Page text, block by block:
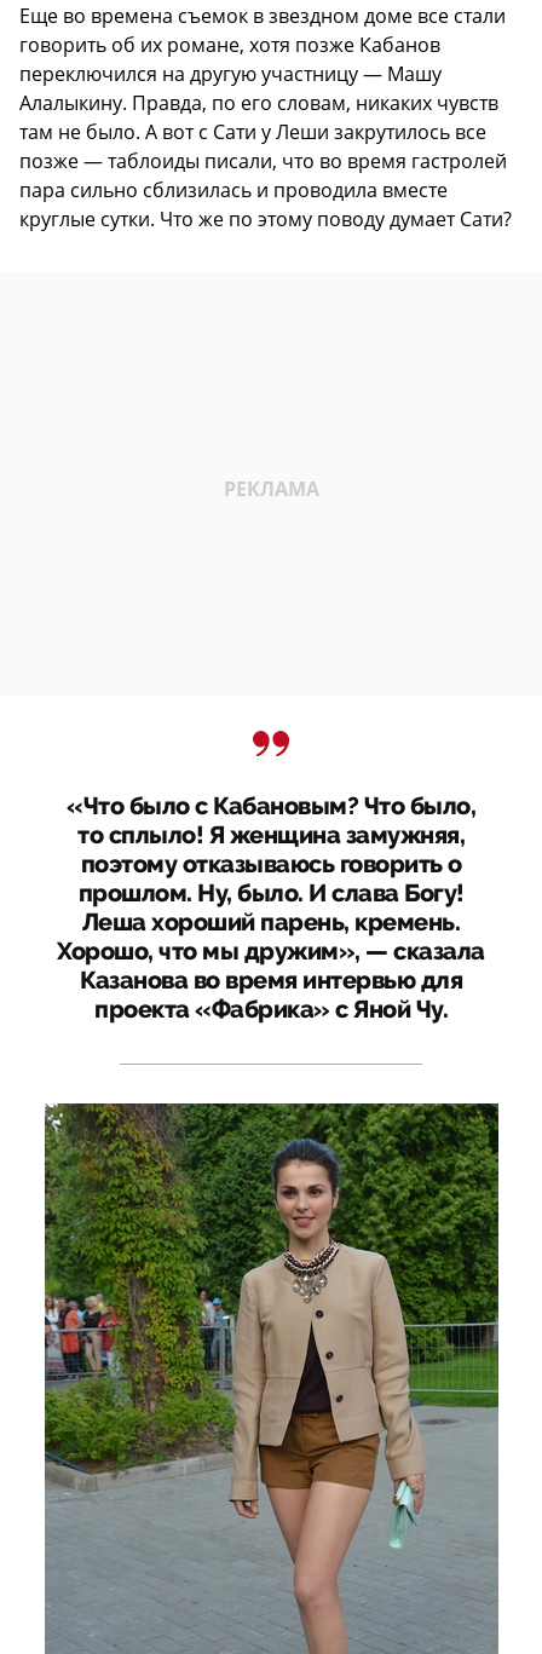
Еще во времена съемок в звездном доме все стали
говорить об их романе, хотя позже Кабанов
переключился на другую участницу — Машу
Алалыкину. Правда, по его словам, никаких чувств
там не было. А вот с Сати у Леши закрутилось все
позже — таблоиды писали, что во время гастролей
пара сильно сблизилась и проводила вместе
круглые сутки. Что же по этому поводу думает Сати?
«Что было с Кабановым? Что было,
то сплыло! Я женщина замужняя,
поэтому отказываюсь говорить о
прошлом. Ну, было. И слава Богу!
Леша хороший парень, кремень.
Хорошо, что мы дружим», — сказала
Казанова во время интервью для
проекта «Фабрика» с Яной Чу.